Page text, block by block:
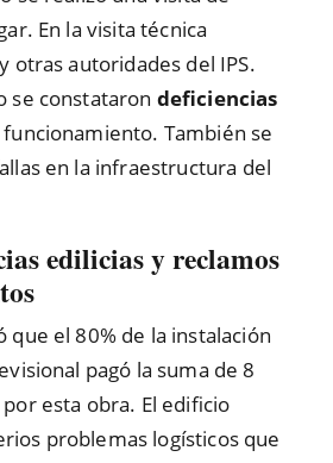
En la visita técnica
otras autoridades del IPS.
se constataron deficiencias
También se
en la infraestructura del
edilicias y reclamos
que el 80% de la instalación
pagó la suma de 8
esta obra. El edificio
problemas logísticos que